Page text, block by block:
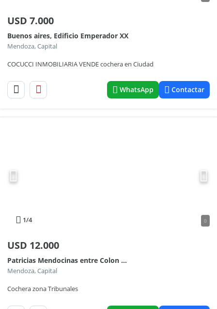
USD 7.000
Buenos aires, Edificio Emperador XX
Mendoza, Capital
COCUCCI INMOBILIARIA VENDE cochera en Ciudad
WhatsApp Contactar
1/4 0
USD 12.000
Patricias Mendocinas entre Colon y Pedro Molina
Mendoza, Capital
Cochera zona Tribunales